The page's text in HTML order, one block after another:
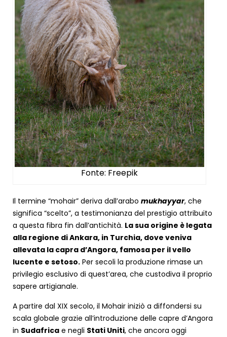
Fonte: Freepik
Il termine “mohair” deriva dall’arabo mukhayyar, che
significa “scelto”, a testimonianza del prestigio attribuito
a questa fibra fin dall’antichità. La sua origine è legata
alla regione di Ankara, in Turchia, dove veniva
allevata la capra d’Angora, famosa per il vello
lucente e setoso. Per secoli la produzione rimase un
privilegio esclusivo di quest’area, che custodiva il proprio
sapere artigianale.
A partire dal XIX secolo, il Mohair iniziò a diffondersi su
scala globale grazie all’introduzione delle capre d’Angora
in Sudafrica e negli Stati Uniti, che ancora oggi